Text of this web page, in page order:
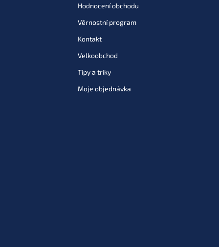
Hodnocení obchodu
Věrnostní program
Kontakt
Velkoobchod
Tipy a triky
Moje objednávka